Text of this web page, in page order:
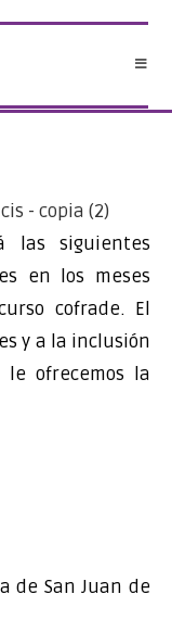
las siguientes
en los meses
cofrade. El
y a la inclusión
le ofrecemos la
de San Juan de